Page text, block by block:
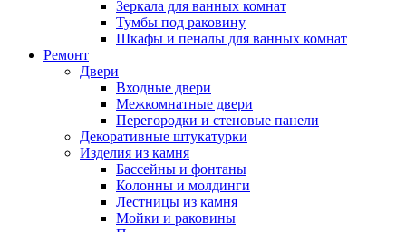
Зеркала для ванных комнат
Тумбы под раковину
Шкафы и пеналы для ванных комнат
Ремонт
Двери
Входные двери
Межкомнатные двери
Перегородки и стеновые панели
Декоративные штукатурки
Изделия из камня
Бассейны и фонтаны
Колонны и молдинги
Лестницы из камня
Мойки и раковины